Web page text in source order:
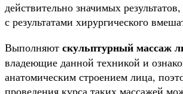
действительно значимых
с результатами хирургического
Выполняют скульптурный массаж
владеющие данной техникой и
анатомическим строением лица,
проведения курса таких массажей